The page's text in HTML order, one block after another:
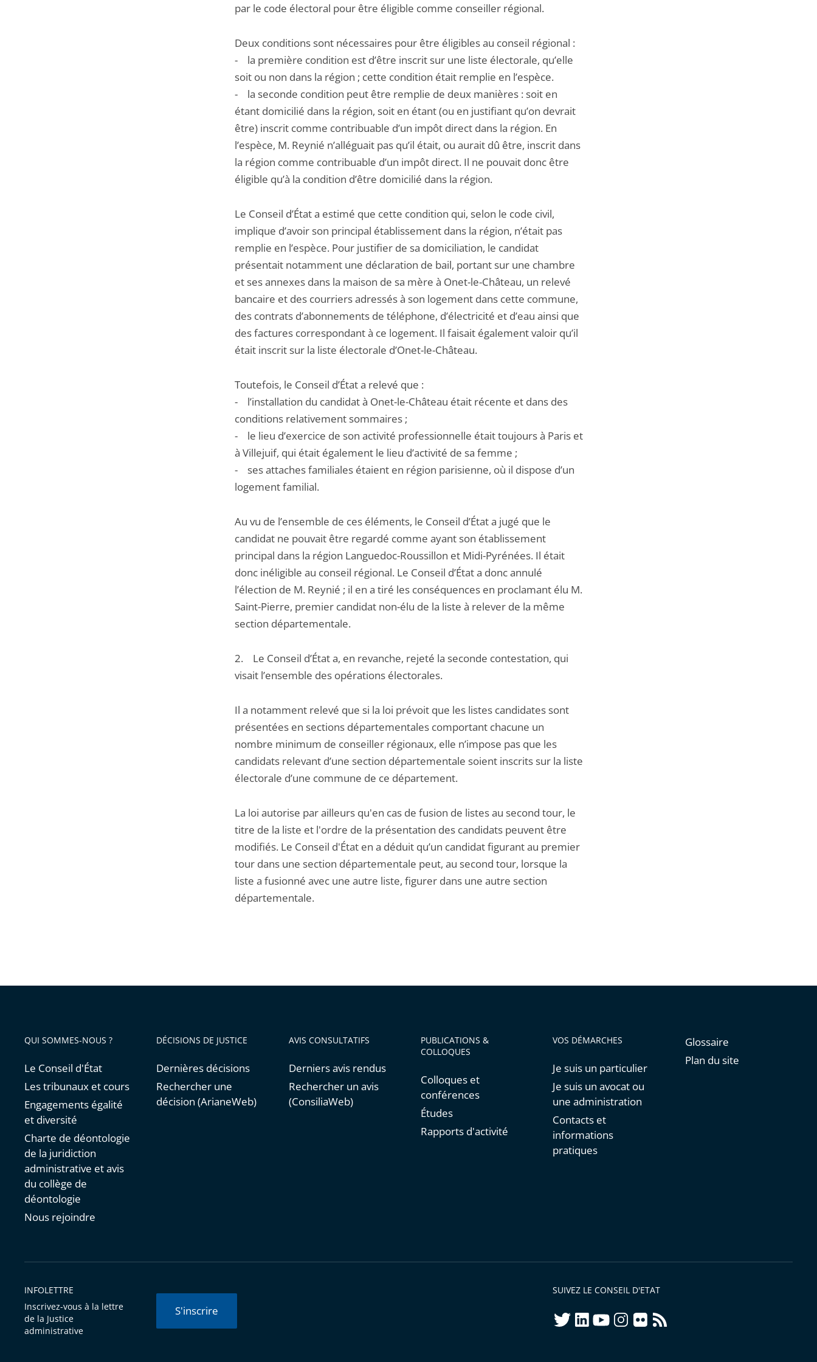
par le code électoral pour être éligible comme conseiller régional.
Deux conditions sont nécessaires pour être éligibles au conseil régional :
- la première condition est d’être inscrit sur une liste électorale, qu’elle
soit ou non dans la région ; cette condition était remplie en l’espèce.
- la seconde condition peut être remplie de deux manières : soit en
étant domicilié dans la région, soit en étant (ou en justifiant qu’on devrait
être) inscrit comme contribuable d’un impôt direct dans la région. En
l’espèce, M. Reynié n’alléguait pas qu’il était, ou aurait dû être, inscrit dans
la région comme contribuable d’un impôt direct. Il ne pouvait donc être
éligible qu’à la condition d’être domicilié dans la région.
Le Conseil d’État a estimé que cette condition qui, selon le code civil,
implique d’avoir son principal établissement dans la région, n’était pas
remplie en l’espèce. Pour justifier de sa domiciliation, le candidat
présentait notamment une déclaration de bail, portant sur une chambre
et ses annexes dans la maison de sa mère à Onet-le-Château, un relevé
bancaire et des courriers adressés à son logement dans cette commune,
des contrats d’abonnements de téléphone, d’électricité et d’eau ainsi que
des factures correspondant à ce logement. Il faisait également valoir qu’il
était inscrit sur la liste électorale d’Onet-le-Château.
Toutefois, le Conseil d’État a relevé que :
- l’installation du candidat à Onet-le-Château était récente et dans des
conditions relativement sommaires ;
- le lieu d’exercice de son activité professionnelle était toujours à Paris et
à Villejuif, qui était également le lieu d’activité de sa femme ;
- ses attaches familiales étaient en région parisienne, où il dispose d’un
logement familial.
Au vu de l’ensemble de ces éléments, le Conseil d’État a jugé que le
candidat ne pouvait être regardé comme ayant son établissement
principal dans la région Languedoc-Roussillon et Midi-Pyrénées. Il était
donc inéligible au conseil régional. Le Conseil d’État a donc annulé
l’élection de M. Reynié ; il en a tiré les conséquences en proclamant élu M.
Saint-Pierre, premier candidat non-élu de la liste à relever de la même
section départementale.
2. Le Conseil d’État a, en revanche, rejeté la seconde contestation, qui
visait l’ensemble des opérations électorales.
Il a notamment relevé que si la loi prévoit que les listes candidates sont
présentées en sections départementales comportant chacune un
nombre minimum de conseiller régionaux, elle n’impose pas que les
candidats relevant d’une section départementale soient inscrits sur la liste
électorale d’une commune de ce département.
La loi autorise par ailleurs qu'en cas de fusion de listes au second tour, le
titre de la liste et l'ordre de la présentation des candidats peuvent être
modifiés. Le Conseil d'État en a déduit qu’un candidat figurant au premier
tour dans une section départementale peut, au second tour, lorsque la
liste a fusionné avec une autre liste, figurer dans une autre section
départementale.
QUI SOMMES-NOUS ?
Le Conseil d'État
Les tribunaux et cours
Engagements égalité
et diversité
Charte de déontologie
de la juridiction
administrative et avis
du collège de
déontologie
Nous rejoindre
DÉCISIONS DE JUSTICE
Dernières décisions
Rechercher une
décision (ArianeWeb)
AVIS CONSULTATIFS
Derniers avis rendus
Rechercher un avis
(ConsiliaWeb)
PUBLICATIONS &
COLLOQUES
Colloques et
conférences
Études
Rapports d'activité
VOS DÉMARCHES
Je suis un particulier
Je suis un avocat ou
une administration
Contacts et
informations
pratiques
Glossaire
Plan du site
INFOLETTRE
Inscrivez-vous à la lettre
de la Justice
administrative
S'inscrire
SUIVEZ LE CONSEIL D'ETAT
twitterlinkedInyoutubeinstagram
flickrrss